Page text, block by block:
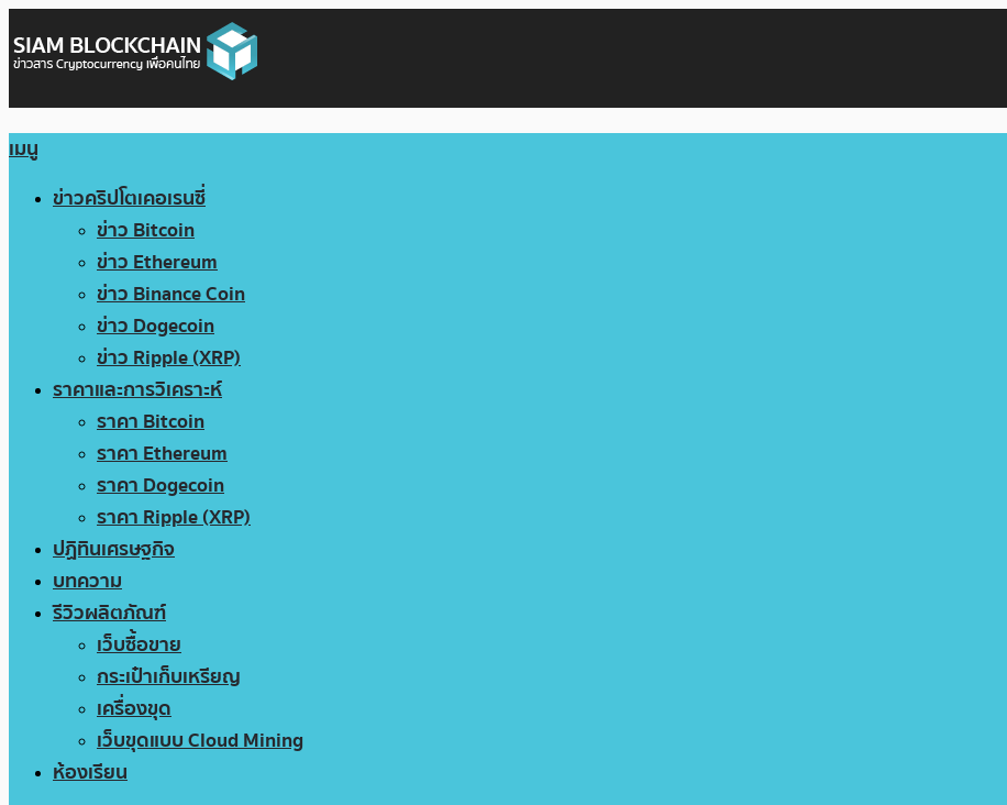
เมนู
ข่าวคริปโตเคอเรนซี่
ข่าว Bitcoin
ข่าว Ethereum
ข่าว Binance Coin
ข่าว Dogecoin
ข่าว Ripple (XRP)
ราคาและการวิเคราะห์
ราคา Bitcoin
ราคา Ethereum
ราคา Dogecoin
ราคา Ripple (XRP)
ปฏิทินเศรษฐกิจ
บทความ
รีวิวผลิตภัณฑ์
เว็บซื้อขาย
กระเป๋าเก็บเหรียญ
เครื่องขุด
เว็บขุดแบบ Cloud Mining
ห้องเรียน